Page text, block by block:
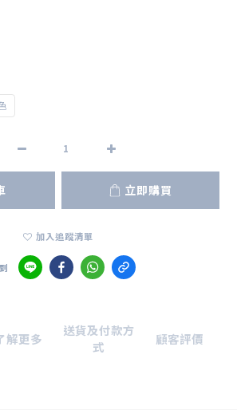
立即購買
加入追蹤清單
解更多
送貨及付款方
式
顧客評價